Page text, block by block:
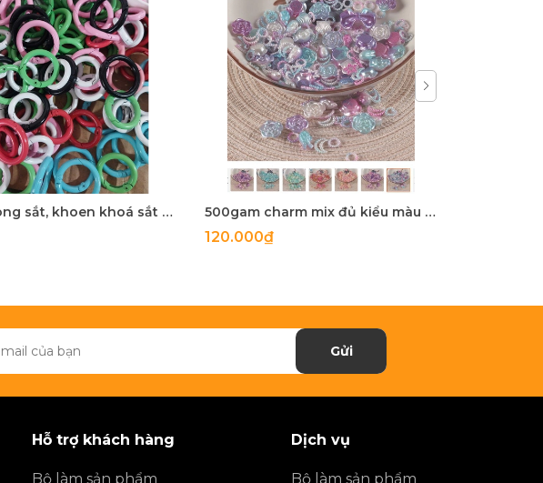
5-100 còng sắt, khoen khoá sắt mix màu 20mm, 25mm, 28mm 500gam charm mix đủ kiểu màu ngọc trai, hạt charm mix đủ kiểu
120.000₫
Gửi
Hỗ trợ khách hàng
Bộ làm sản phẩm
Dịch vụ
Bộ làm sản phẩm